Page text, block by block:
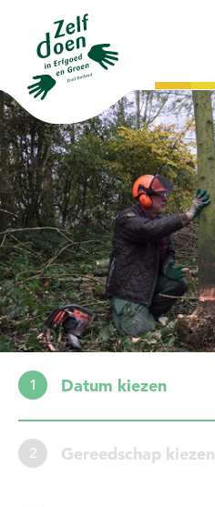
1 Datum kiezen
2 Gereedschap kiezen